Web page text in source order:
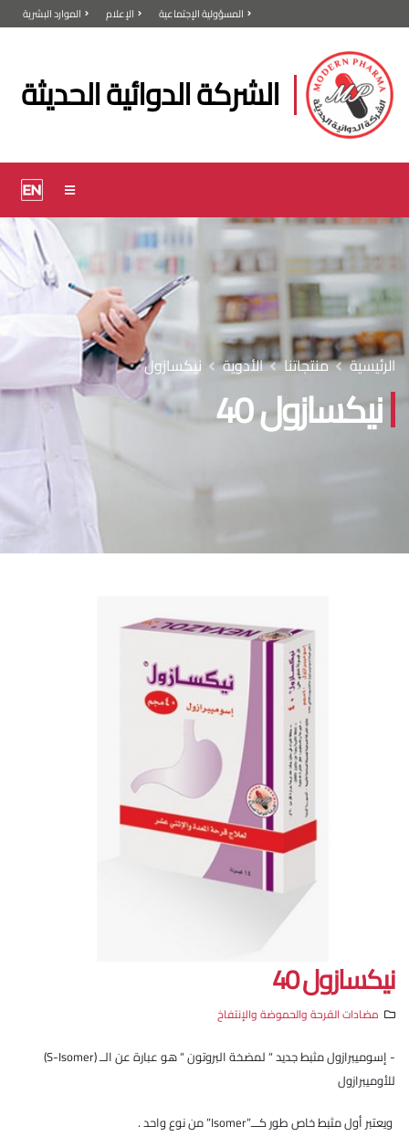
المسؤولية الإجتماعية الإعلام الموارد البشرية
الشركة الدوائية الحديثة
نيكسازول 40
الرئيسية منتجاتنا الأدوية نيكسازول
نيكسازول 40
مضادات القرحة والحموضة والإنتفاخ
- إسوميبرازول مثبط جديد “ لمضخة البروتون “ هو عبارة عن الــ (S-Isomer)
للأوميبرازول
ويعتبر أول مثبط خاص طور كـــ”Isomer” من نوع واحد .